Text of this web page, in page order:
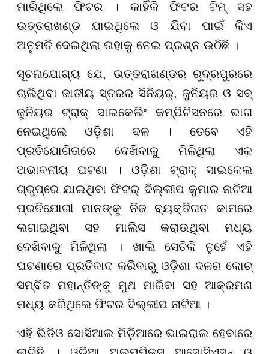
ମାରିଥିଲେ ଫିଟର । କାହିଁକି ଫିଟର ଟିମ୍ ସହ
ଉତ୍ତରାଖଣ୍ଡ ଯାଇଥିଲେ ଓ ଯିବା ପାଇଁ କିଏ
ଅନୁମତି ଦେଇଥିଲା ତାହାକୁ ନେଇ ପ୍ରଶ୍ନ ଉଠିଛି ।
ସୂଚନାଯୋଗ୍ୟ ଯେ, ଉତ୍ତରାଖଣ୍ଡର ରୁଦ୍ରପୁରରେ
ଚାଲିଥିବା ଜାତୀୟ ସ୍ତରର ସିନିୟର୍, ଜୁନିୟର ଓ ସବ୍
ଜୁନିୟର ଟ୍ରାକ୍ ସାଇକେଲିଂ କମ୍ପିଟିସନରେ ଭାଗ
ନେଇଥିଲେ ଓଡ଼ିଶା ଦଳ । ତେବେ ଏହି
ପ୍ରତିଯୋଗିତାରେ ଦେଖିବାକୁ ମିଳିଥିଲା ଏକ
ଅଭାବନୀୟ ଘଟଣା । ଓଡ଼ିଶା ଟ୍ରାକ୍ ସାଇକେଲ
ଗ୍ରୁପ୍ରେ ଯାଇଥିବା ଫିଟର୍ ଦିଲ୍ଲୀପ କୁମାର ନାଟିଆ
ପ୍ରତିଯୋଗୀ ମାନଙ୍କୁ ନିଜ ବ୍ୟକ୍ତିଗତ କାମରେ
ଲଗାଇଥିବା ସହ ମାଲିସ କରାଉଥିବା ମଧ୍ୟ
ଦେଖିବାକୁ ମିଳିଥିଲା । ଖାଲି ସେତିକି ନୁହେଁ ଏହି
ଘଟଣାରେ ପ୍ରତିବାଦ କରିବାରୁ ଓଡ଼ିଶା ଦଳର କୋଚ୍
ସମ୍ବିତ ମହାନ୍ତିଙ୍କୁ ମୁଥ ମାରିବା ସହ ଆକ୍ରମଣ
ମଧ୍ୟ କରିଥିଲେ ଫିଟର ଦିଲ୍ଲୀପ ନାଟିଆ ।
ଏହି ଭିଡିଓ ସୋସିଆଲ ମିଡ଼ିଆରେ ଭାଇରାଲ ହେବାରେ